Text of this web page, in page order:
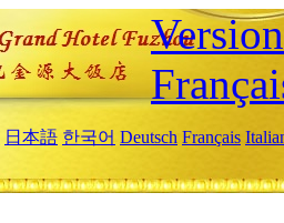
日本語 한국어 Deutsch Français